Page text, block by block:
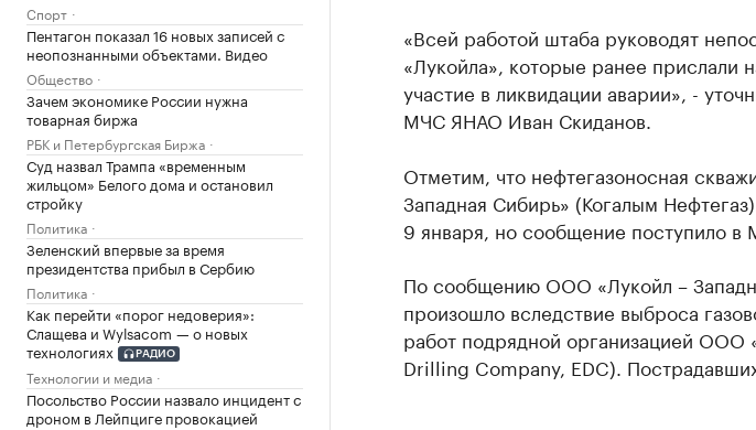
Спорт
Пентагон показал 16 новых записей с
неопознанными объектами. Видео
Общество
Зачем экономике России нужна
товарная биржа
РБК и Петербургская Биржа
Суд назвал Трампа «временным
жильцом» Белого дома и остановил
стройку
Политика
Зеленский впервые за время
президентства прибыл в Сербию
Политика
Как перейти «порог недоверия»:
Слащева и Wylsacom — о новых
технологиях
РАДИО
Технологии и медиа
Посольство России назвало инцидент с
дроном в Лейпциге провокацией
«Всей работой штаба руководят
«Лукойла», которые ранее прислали
участие в ликвидации аварии», -
МЧС ЯНАО Иван Скиданов.
Отметим, что нефтегазоносная
Западная Сибирь» (Когалым
9 января, но сообщение поступило
По сообщению ООО «Лукойл –
произошло вследствие выброса
работ подрядной организацией ООО
Drilling Company, EDC).